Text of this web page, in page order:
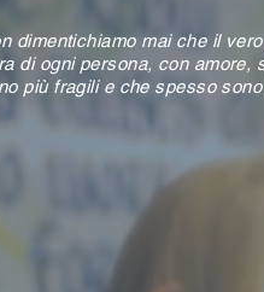
dimentichiamo mai che il
di ogni persona, con amore,
più fragili e che spesso